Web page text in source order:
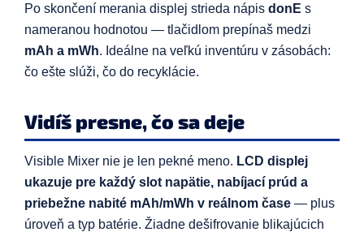
Po skončení merania displej strieda nápis donE s
nameranou hodnotou — tlačidlom prepínaš medzi
mAh a mWh. Ideálne na veľkú inventúru v zásobách:
čo ešte slúži, čo do recyklácie.
Vidíš presne, čo sa deje
Visible Mixer nie je len pekné meno. LCD displej
ukazuje pre každý slot napätie, nabíjací prúd a
priebežne nabité mAh/mWh v reálnom čase — plus
úroveň a typ batérie. Žiadne dešifrovanie blikajúcich